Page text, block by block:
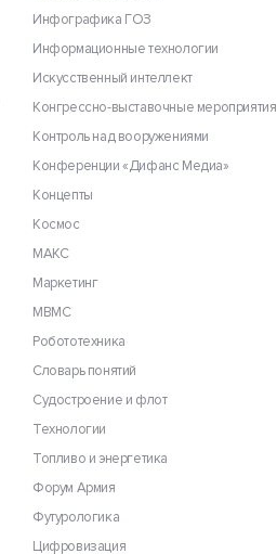
Инфографика ГОЗ
Информационные технологии
Искусственный интеллект
Конгрессно-выставочные мероприятия
Контроль над вооружениями
Конференции «Дифанс Медиа»
Концепты
Космос
МАКС
Маркетинг
МВМС
Робототехника
Словарь понятий
Судостроение и флот
Технологии
Топливо и энергетика
Форум Армия
Футурологика
Цифровизация